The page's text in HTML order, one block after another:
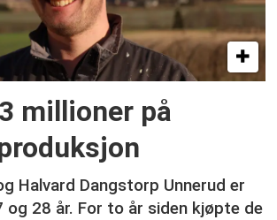
millioner på
Halvard Dangstorp Unnerud er
og 28 år. For to år siden kjøpte de